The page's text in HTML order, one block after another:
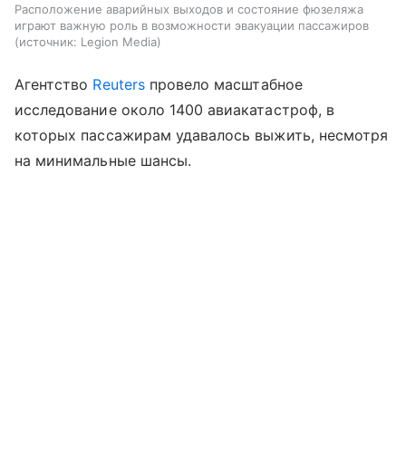
Расположение аварийных выходов и состояние фюзеляжа
играют важную роль в возможности эвакуации пассажиров
источник: Legion Media
Агентство Reutersпровело масштабное
исследование около 1400 авиакатастроф, в
которых пассажирам удавалось выжить, несмотря
на минимальные шансы.